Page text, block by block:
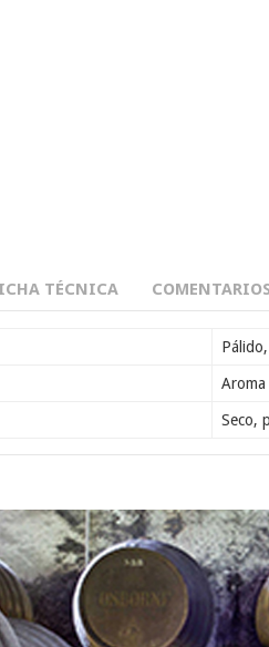
TÉCNICA
Seco,